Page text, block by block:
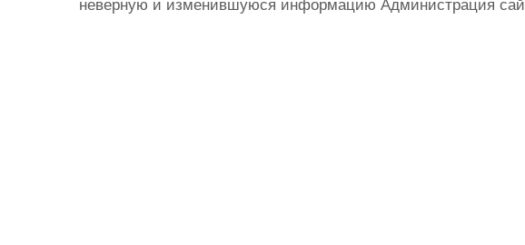
неверную и изменившуюся информацию Администрация